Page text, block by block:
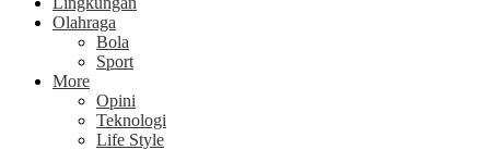
Olahraga
Bola
Sport
More
Opini
Teknologi
Life Style